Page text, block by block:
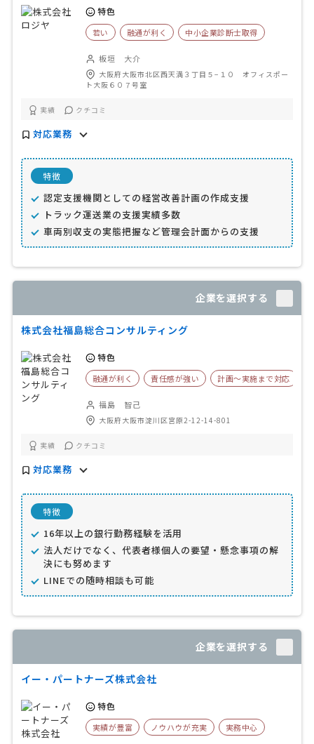
特色
若い 融通が利く 中小企業診断士取得
板垣 大介
大阪府大阪市北区西天満３丁目５−１０ オフィスポー
ト大阪６０７号室
実績 クチコミ
対応業務
特徴
認定支援機関としての経営改善計画の作成支援
トラック運送業の支援実績多数
車両別収支の実態把握など管理会計面からの支援
企業を選択する
株式会社福島総合コンサルティング
特色
融通が利く 責任感が強い 計画〜実施まで対応
福島 智己
大阪府大阪市淀川区宮原2-12-14-801
実績 クチコミ
対応業務
特徴
16年以上の銀行勤務経験を活用
法人だけでなく、代表者様個人の要望・懸念事項の解
決にも努めます
LINEでの随時相談も可能
企業を選択する
イー・パートナーズ株式会社
特色
実績が豊富 ノウハウが充実 実務中心